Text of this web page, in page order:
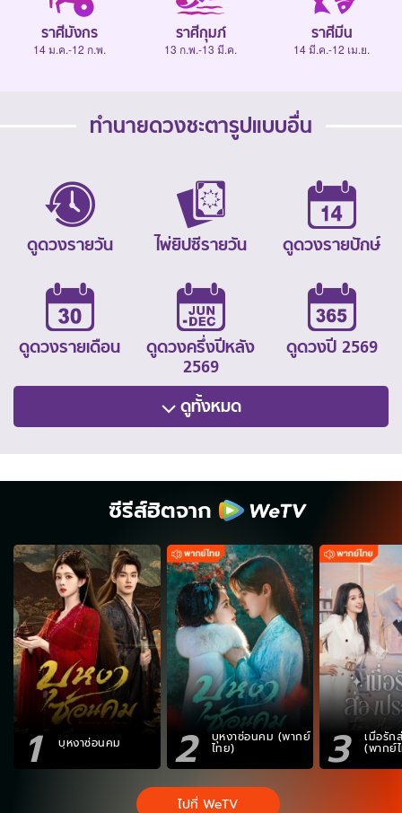
ราศีมังกร
14 ม.ค.-12 ก.พ.
ราศีกุมภ์
13 ก.พ.-13 มี.ค.
ราศีมีน
14 มี.ค.-12 เม.ย.
ทำนายดวงชะตารูปแบบอื่น
ดูดวงรายวัน ไพ่ยิปซีรายวัน ดูดวงรายปักษ์
ดูดวงรายเดือน
ดูดวงครึ่งปีหลัง
2569
ดูดวงปี 2569
ดูทั้งหมด
ซีรีส์ฮิตจาก
1 บุหงาซ่อนคม 2 บุหงาซ่อนคม (พากย์
ไทย) 3 เมื่อรัก
(พากย์
ไปที่ WeTV